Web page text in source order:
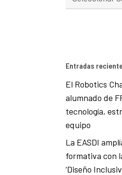
Entradas
El Robotics
alumnado de
tecnología,
equipo
La EASDI
formativa con
‘Diseño